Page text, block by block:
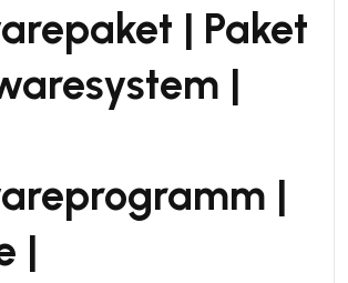
| Paket
|
|
|